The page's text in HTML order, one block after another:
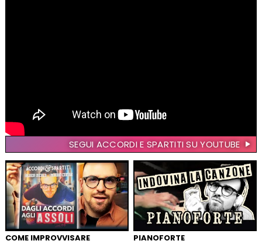
SEGUI ACCORDI E SPARTITI SU YOUTUBE
COME IMPROVVISARE PIANOFORTE